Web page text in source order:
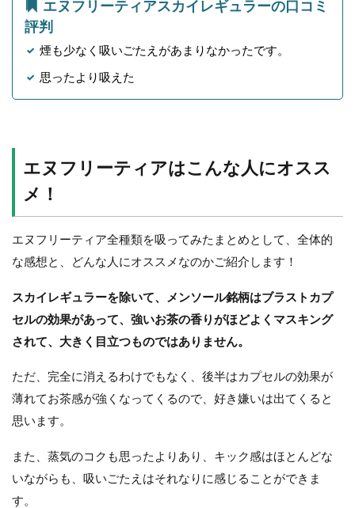
エヌフリーティアスカイレギュラーの口コミ
評判
煙も少なく吸いごたえがあまりなかったです。
思ったより吸えた
エヌフリーティアはこんな人にオスス
メ！
エヌフリーティア全種類を吸ってみたまとめとして、全体的
な感想と、どんな人にオススメなのかご紹介します！
スカイレギュラーを除いて、メンソール銘柄はブラストカプ
セルの効果があって、強いお茶の香りがほどよくマスキング
されて、大きく目立つものではありません。
ただ、完全に消えるわけでもなく、後半はカプセルの効果が
薄れてお茶感が強くなってくるので、好き嫌いは出てくると
思います。
また、蒸気のコクも思ったよりあり、キック感はほとんどな
いながらも、吸いごたえはそれなりに感じることができま
す。